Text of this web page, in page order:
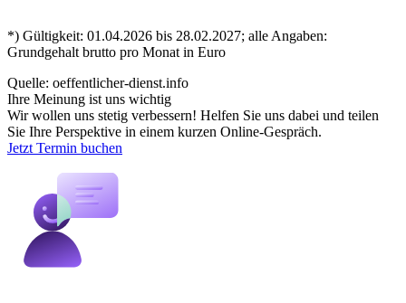
*) Gültigkeit: 01.04.2026 bis 28.02.2027; alle Angaben:
Grundgehalt brutto pro Monat in Euro
Quelle: oeffentlicher-dienst.info
Ihre Meinung ist uns wichtig
Wir wollen uns stetig verbessern! Helfen Sie uns dabei und teilen
Sie Ihre Perspektive in einem kurzen Online-Gespräch.
Jetzt Termin buchen